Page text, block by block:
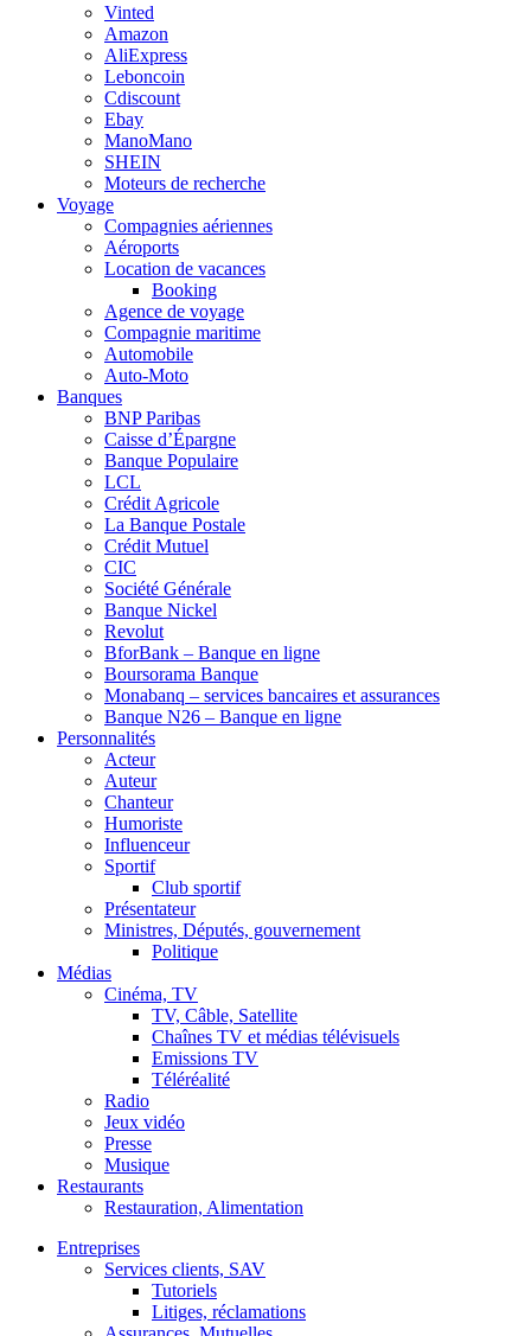
Vinted
Amazon
AliExpress
Leboncoin
Cdiscount
Ebay
ManoMano
SHEIN
Moteurs de recherche
Voyage
Compagnies aériennes
Aéroports
Location de vacances
Booking
Agence de voyage
Compagnie maritime
Automobile
Auto-Moto
Banques
BNP Paribas
Caisse d’Épargne
Banque Populaire
LCL
Crédit Agricole
La Banque Postale
Crédit Mutuel
CIC
Société Générale
Banque Nickel
Revolut
BforBank – Banque en ligne
Boursorama Banque
Monabanq – services bancaires et assurances
Banque N26 – Banque en ligne
Personnalités
Acteur
Auteur
Chanteur
Humoriste
Influenceur
Sportif
Club sportif
Présentateur
Ministres, Députés, gouvernement
Politique
Médias
Cinéma, TV
TV, Câble, Satellite
Chaînes TV et médias télévisuels
Emissions TV
Téléréalité
Radio
Jeux vidéo
Presse
Musique
Restaurants
Restauration, Alimentation
Entreprises
Services clients, SAV
Tutoriels
Litiges, réclamations